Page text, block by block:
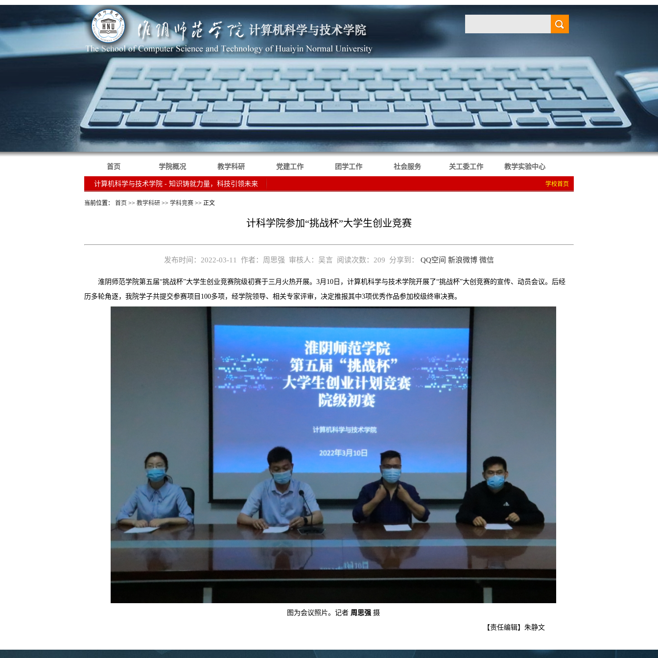
首页 学院概况 教学科研 党建工作 团学工作 社会服务 关工委工作 教学实验中心
计算机科学与技术学院 - 知识铸就力量，科技引领未来 学校首页
当前位置： 首页 >> 教学科研 >> 学科竞赛 >> 正文
计科学院参加“挑战杯”大学生创业竞赛
发布时间：2022-03-11 作者：周思强 审核人：吴言 阅读次数： 209 分享到： QQ空间 新浪微博 微信
淮阴师范学院第五届“挑战杯”大学生创业竞赛院级初赛于三月火热开展。3月10日，计算机科学与技术学院开展了“挑战杯”大创竞赛的宣传、动员会议。后经
历多轮角逐，我院学子共提交参赛项目100多项，经学院领导、相关专家评审，决定推报其中3项优秀作品参加校级终审决赛。
图为会议照片。记者 周 思强 摄
【责任编辑】朱静文